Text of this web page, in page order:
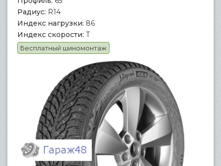
Радиус: R14
Индекс нагрузки: 86
Индекс скорости: T
Бесплатный шиномонтаж